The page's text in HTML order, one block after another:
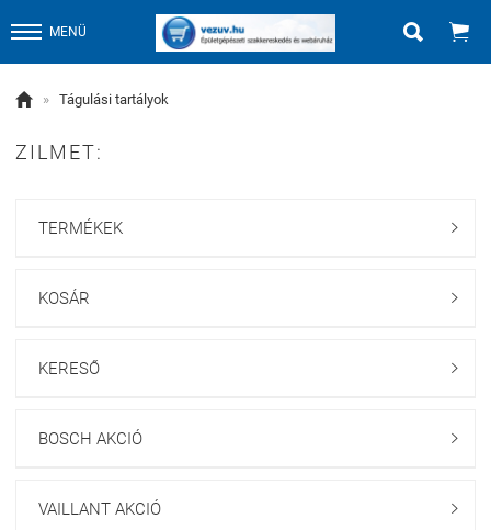
MENÜ  
 » Tágulási tartályok
ZILMET:
TERMÉKEK 
KOSÁR 
KERESŐ 
BOSCH AKCIÓ 
VAILLANT AKCIÓ 